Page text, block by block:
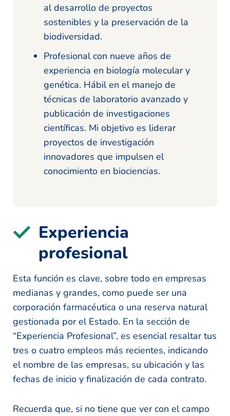
al desarrollo de proyectos
sostenibles y la preservación de la
biodiversidad.
Profesional con nueve años de
experiencia en biología molecular y
genética. Hábil en el manejo de
técnicas de laboratorio avanzado y
publicación de investigaciones
científicas. Mi objetivo es liderar
proyectos de investigación
innovadores que impulsen el
conocimiento en biociencias.
Experiencia
profesional
Esta función es clave, sobre todo en empresas
medianas y grandes, como puede ser una
corporación farmacéutica o una reserva natural
gestionada por el Estado. En la sección de
“Experiencia Profesional”, es esencial resaltar tus
tres o cuatro empleos más recientes, indicando
el nombre de las empresas, su ubicación y las
fechas de inicio y finalización de cada contrato.
Recuerda que, si no tiene que ver con el campo